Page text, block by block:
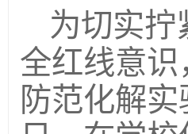
为切实拧
全红线意
防范化解实